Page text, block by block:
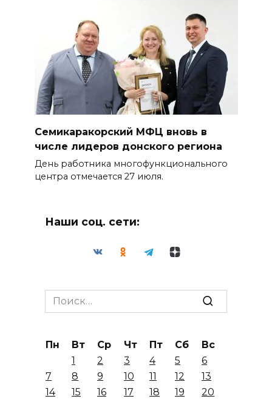
Семикаракорский МФЦ вновь в
числе лидеров донского региона
День работника многофункционального
центра отмечается 27 июля.
Наши соц. сети:
Search
for:
Пн Вт Ср Чт Пт Сб
Вс
1
2 3 4 5
6
7
8 9 10 11 12
13
14
15 16 17 18 19
20